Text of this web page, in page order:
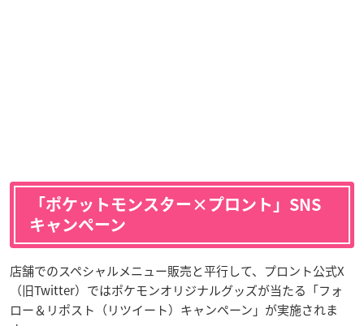
「ポケットモンスター×プロント」SNS
キャンペーン
店舗でのスペシャルメニュー販売と平行して、プロント公式X
（旧Twitter）ではポケモンオリジナルグッズが当たる「フォ
ロー＆リポスト（リツイート）キャンペーン」が実施されま